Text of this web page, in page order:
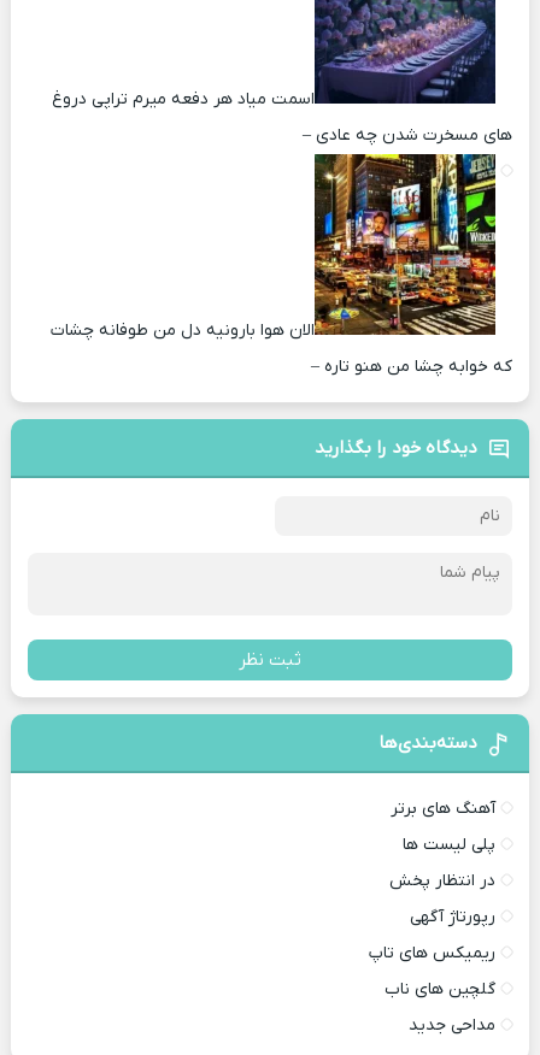
اسمت میاد هر دفعه میرم تراپی دروغ‌
های مسخرت شدن چه عادی –
الان هوا بارونیه دل من طوفانه چشات
که خوابه چشا من هنو تاره –
دیدگاه خود را بگذارید
ثبت نظر
دسته‌بندی‌ها
آهنگ های برتر
پلی لیست ها
در انتظار پخش
رپورتاژ آگهی
ریمیکس های تاپ
گلچین های ناب
مداحی جدید